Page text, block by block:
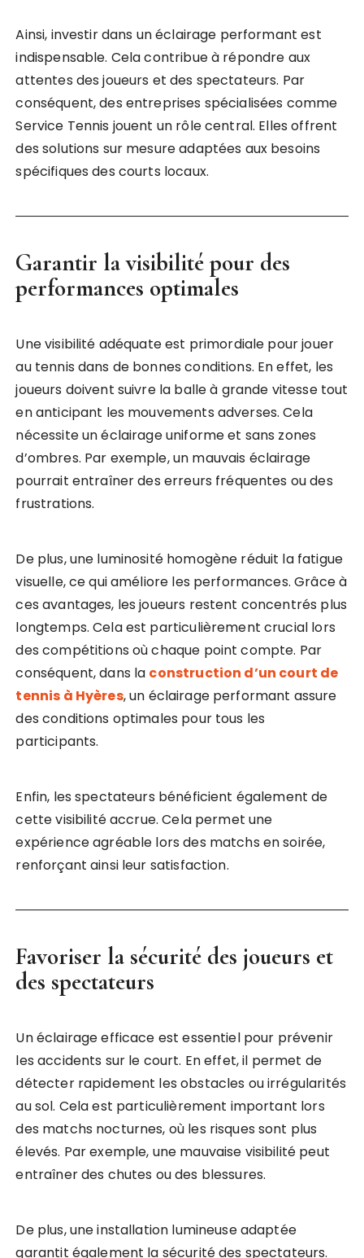
Ainsi, investir dans un éclairage performant est
indispensable. Cela contribue à répondre aux
attentes des joueurs et des spectateurs. Par
conséquent, des entreprises spécialisées comme
Service Tennis jouent un rôle central. Elles offrent
des solutions sur mesure adaptées aux besoins
spécifiques des courts locaux.
Garantir la visibilité pour des
performances optimales
Une visibilité adéquate est primordiale pour jouer
au tennis dans de bonnes conditions. En effet, les
joueurs doivent suivre la balle à grande vitesse tout
en anticipant les mouvements adverses. Cela
nécessite un éclairage uniforme et sans zones
d’ombres. Par exemple, un mauvais éclairage
pourrait entraîner des erreurs fréquentes ou des
frustrations.
De plus, une luminosité homogène réduit la fatigue
visuelle, ce qui améliore les performances. Grâce à
ces avantages, les joueurs restent concentrés plus
longtemps. Cela est particulièrement crucial lors
des compétitions où chaque point compte. Par
conséquent, dans la construction d’un court de
tennis à Hyères, un éclairage performant assure
des conditions optimales pour tous les
participants.
Enfin, les spectateurs bénéficient également de
cette visibilité accrue. Cela permet une
expérience agréable lors des matchs en soirée,
renforçant ainsi leur satisfaction.
Favoriser la sécurité des joueurs et
des spectateurs
Un éclairage efficace est essentiel pour prévenir
les accidents sur le court. En effet, il permet de
détecter rapidement les obstacles ou irrégularités
au sol. Cela est particulièrement important lors
des matchs nocturnes, où les risques sont plus
élevés. Par exemple, une mauvaise visibilité peut
entraîner des chutes ou des blessures.
De plus, une installation lumineuse adaptée
garantit également la sécurité des spectateurs.